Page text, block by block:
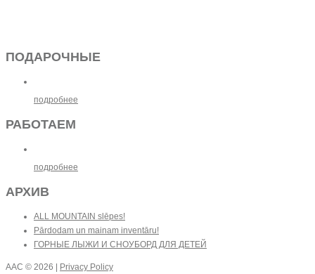
ПОДАРОЧНЫЕ
подробнее
РАБОТАЕМ
подробнее
АРХИВ
ALL MOUNTAIN slēpes!
Pārdodam un mainam inventāru!
ГОРНЫЕ ЛЫЖИ И СНОУБОРД ДЛЯ ДЕТЕЙ
AAC © 2026 | Privacy Policy